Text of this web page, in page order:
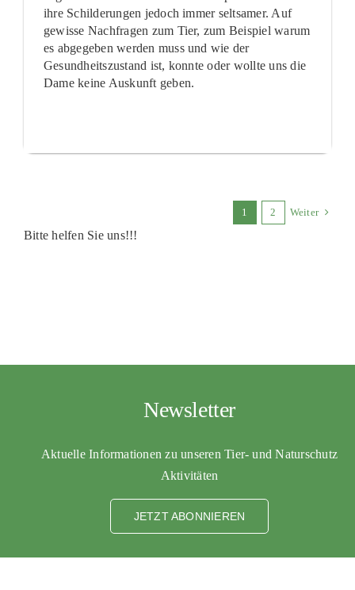
ihre Schilderungen jedoch immer seltsamer. Auf
gewisse Nachfragen zum Tier, zum Beispiel warum
es abgegeben werden muss und wie der
Gesundheitszustand ist, konnte oder wollte uns die
Dame keine Auskunft geben.
1 2 Weiter
Bitte helfen Sie uns!!!
Newsletter
Aktuelle Informationen zu unseren Tier- und Naturschutz
Aktivitäten
JETZT ABONNIEREN